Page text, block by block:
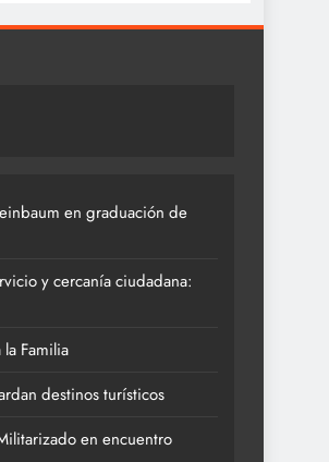
en graduación de
y cercanía ciudadana:
Familia
destinos turísticos
en encuentro